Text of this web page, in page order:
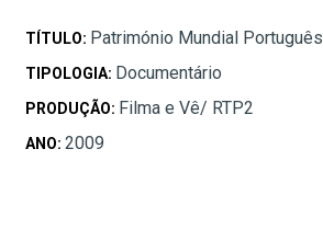
TÍTULO: Património Mundial Português
TIPOLOGIA: Documentário
PRODUÇÃO: Filma e Vê/ RTP2
ANO: 2009